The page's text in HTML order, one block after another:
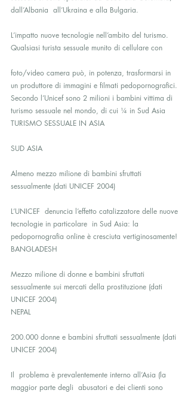
dall’Albania  all’Ukraina e alla Bulgaria.
L’impatto nuove tecnologie nell’ambito del turismo.
Qualsiasi turista sessuale munito di cellulare con
foto/video camera può, in potenza, trasformarsi in
un produttore di immagini e filmati pedopornografici.
Secondo l’Unicef sono 2 milioni i bambini vittima di
turismo sessuale nel mondo, di cui ¼ in Sud Asia
TURISMO SESSUALE IN ASIA
SUD ASIA
Almeno mezzo milione di bambini sfruttati
sessualmente (dati UNICEF 2004)
L’UNICEF  denuncia l’effetto catalizzatore delle nuove
tecnologie in particolare  in Sud Asia: la
pedopornografia online è cresciuta vertiginosamente!
BANGLADESH
Mezzo milione di donne e bambini sfruttati
sessualmente sui mercati della prostituzione (dati
UNICEF 2004)
NEPAL
200.000 donne e bambini sfruttati sessualmente (dati
UNICEF 2004)
Il  problema è prevalentemente interno all’Asia (la
maggior parte degli  abusatori e dei clienti sono